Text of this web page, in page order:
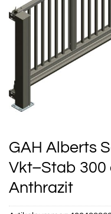
GAH Alberts
Vkt–Stab 300
Anthrazit